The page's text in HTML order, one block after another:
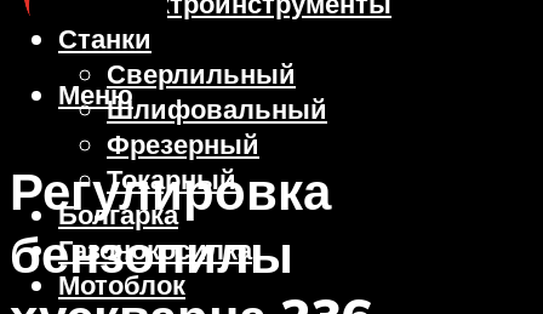
Станки
Сверлильный
Шлифовальный
Фрезерный
Токарный
Болгарка
Газонокосилка
Мотоблок
Меню
Регулировка
бензопилы